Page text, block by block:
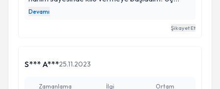
haftada zorlu hastalıklarıma rağmen 7 kilo
Devamı
Şikayet Et
S*** A***25.11.2023
Zamanlama İlgi Ortam